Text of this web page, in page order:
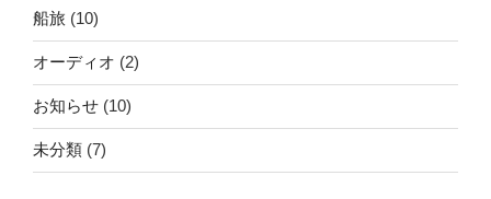
船旅 (10)
オーディオ (2)
お知らせ (10)
未分類 (7)